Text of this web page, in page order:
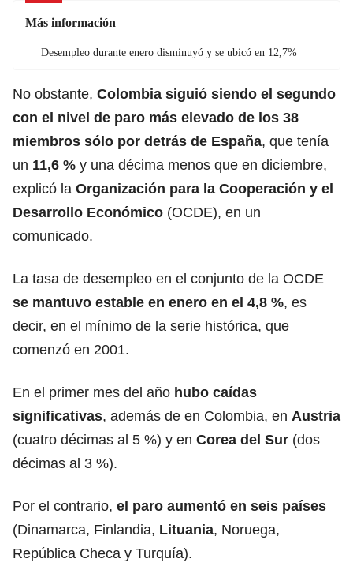
Más información
Desempleo durante enero disminuyó y se ubicó en 12,7%
No obstante, Colombia siguió siendo el segundo
con el nivel de paro más elevado de los 38
miembros sólo por detrás de España, que tenía
un 11,6 % y una décima menos que en diciembre,
explicó la Organización para la Cooperación y el
Desarrollo Económico (OCDE), en un
comunicado.
La tasa de desempleo en el conjunto de la OCDE
se mantuvo estable en enero en el 4,8 %, es
decir, en el mínimo de la serie histórica, que
comenzó en 2001.
En el primer mes del año hubo caídas
significativas, además de en Colombia, en Austria
(cuatro décimas al 5 %) y en Corea del Sur (dos
décimas al 3 %).
Por el contrario, el paro aumentó en seis países
(Dinamarca, Finlandia, Lituania, Noruega,
República Checa y Turquía).